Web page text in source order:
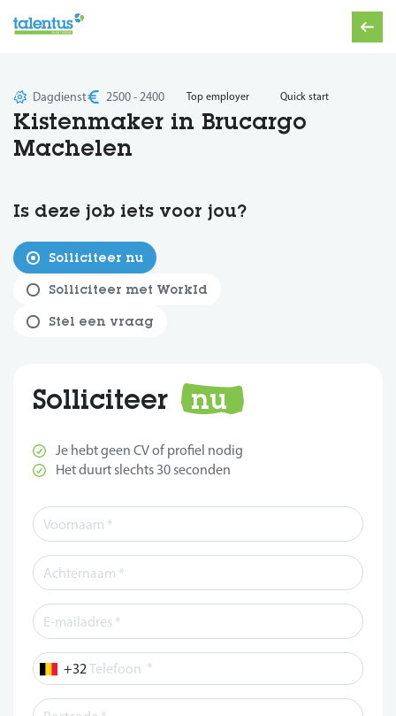
Kistenmaker in Brucargo
Machelen
Dagdienst 2500 - 2400 Top employer Quick start
Is deze job iets voor jou?
Solliciteer nu
Solliciteer met WorkId
Stel een vraag
Solliciteer nu
Je hebt geen CV of profiel nodig
Het duurt slechts 30 seconden
Telefoon *